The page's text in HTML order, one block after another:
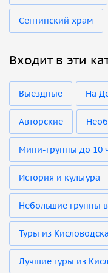
Сентинский храм
Входит в эти
Выездные На
Авторские
Мини-группы до 10
История и культура
Небольшие группы
Туры из Кисловодска
Лучшие туры из